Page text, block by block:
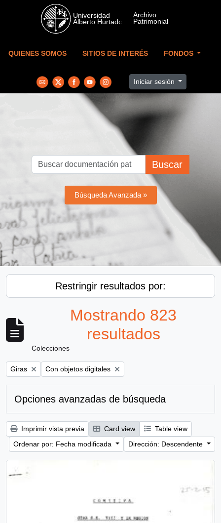
Skip to main content
QUIENES SOMOS SITIOS DE INTERÉS FONDOS
Iniciar sesión
Buscar
Búsqueda Avanzada »
Restringir resultados por:
Mostrando 823
resultados
Colecciones
Remove filter:
Giras Remove filter:
Con objetos digitales
Opciones avanzadas de búsqueda
Imprimir vista previa Card view
Table view
Ordenar por: Fecha modificada
Dirección: Descendente